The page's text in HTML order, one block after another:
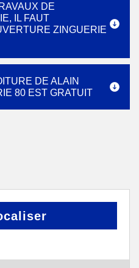
DE
IL FAUT
ZINGUERIE
DE ALAIN
80 EST GRATUIT